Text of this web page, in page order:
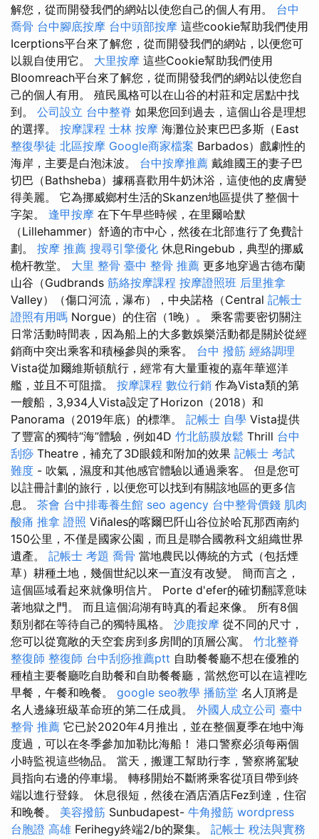
解您，從而開發我們的網站以使您自己的個人有用。 台中
喬骨 台中腳底按摩 台中頭部按摩 這些cookie幫助我們使用
Icerptions平台來了解您，從而開發我們的網站，以便您可
以親自使用它。 大里按摩 這些Cookie幫助我們使用
Bloomreach平台來了解您，從而開發我們的網站以使您自
己的個人有用。 殖民風格可以在山谷的村莊和定居點中找
到。 公司設立 台中整脊 如果您回到過去，這個山谷是理想
的選擇。 按摩課程 士林 按摩 海灘位於東巴巴多斯（East
整復學徒 北區按摩 Google商家檔案 Barbados）戲劇性的
海岸，主要是白泡沫波。 台中按摩推薦 戴維國王的妻子巴
切巴（Bathsheba）據稱喜歡用牛奶沐浴，這使他的皮膚變
得美麗。 它為挪威鄉村生活的Skanzen地區提供了整個十
字架。 逢甲按摩 在下午早些時候，在里爾哈默
（Lillehammer）舒適的市中心，然後在北部進行了免費計
劃。 按摩 推薦 搜尋引擎優化 休息Ringebub，典型的挪威
桅杆教堂。 大里 整骨 臺中 整骨 推薦 更多地穿過古德布蘭
山谷（Gudbrands 筋絡按摩課程 按摩證照班 后里推拿
Valley）（傷口河流，瀑布），中央諾格（Central 記帳士
證照有用嗎 Norgue）的住宿（1晚）。 乘客需要密切關注
日常活動時間表，因為船上的大多數娛樂活動都是關於從經
銷商中突出乘客和積極參與的乘客。 台中 撥筋 經絡調理
Vista從加爾維斯頓航行，經常有大量重複的嘉年華巡洋
艦，並且不可阻擋。 按摩課程 數位行銷 作為Vista類的第
一艘船，3,934人Vista設定了Horizo​​n（2018）和
Panorama（2019年底）的標準。 記帳士 自學 Vista提供
了豐富的獨特“海”體驗，例如4D 竹北筋膜放鬆 Thrill 台中
刮痧 Theatre，補充了3D眼鏡和附加的效果 記帳士 考試
難度 - 吹氣，濕度和其他感官體驗以通過乘客。 但是您可
以註冊計劃的旅行，以便您可以找到有關該地區的更多信
息。 茶會 台中排毒養生館 seo agency 台中整骨價錢 肌肉
酸痛 推拿 證照 Viñales的喀爾巴阡山谷位於哈瓦那西南約
150公里，不僅是國家公園，而且是聯合國教科文組織世界
遺產。 記帳士 考題 喬骨 當地農民以傳統的方式（包括煙
草）耕種土地，幾個世紀以來一直沒有改變。 簡而言之，
這個區域看起來就像明信片。 Porte d'efer的確切翻譯意味
著地獄之門。 而且這個潟湖有時真的看起來像。 所有8個
類別都在等待自己的獨特風格。 沙鹿按摩 從不同的尺寸，
您可以從寬敞的天空套房到多房間的頂層公寓。 竹北整脊
整復師 整復師 台中刮痧推薦ptt 自助餐餐廳不想在優雅的
種植主要餐廳吃自助餐和自助餐餐廳，當然您可以在這裡吃
早餐，午餐和晚餐。 google seo教學 播筋堂 名人頂將是
名人邊緣班級革命班的第二任成員。 外國人成立公司 臺中
整骨 推薦 它已於2020年4月推出，並在整個夏季在地中海
度過，可以在冬季參加加勒比海船！ 港口警察必須每兩個
小時監視這些物品。 當天，搬運工幫助行李，警察將駕駛
員指向右邊的停車場。 轉移開始不斷將乘客從項目帶到終
端以進行登錄。 休息很短，然後在酒店酒店Fez到達，住宿
和晚餐。 美容撥筋 Sunbudapest- 牛角撥筋 wordpress
台胞證 高雄 Ferihegy終端2/b的聚集。 記帳士 稅法與實務